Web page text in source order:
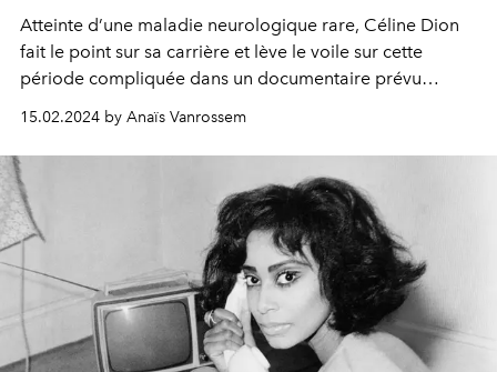
Atteinte d’une maladie neurologique rare, Céline Dion
fait le point sur sa carrière et lève le voile sur cette
période compliquée dans un documentaire prévu
15.02.2024 by Anaïs Vanrossem